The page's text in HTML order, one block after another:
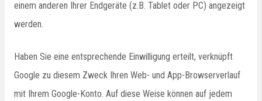
einem anderen Ihrer Endgeräte (z.B. Tablet oder PC) angezeigt
werden.
Haben Sie eine entsprechende Einwilligung erteilt, verknüpft
Google zu diesem Zweck Ihren Web- und App-Browserverlauf
mit Ihrem Google-Konto. Auf diese Weise können auf jedem